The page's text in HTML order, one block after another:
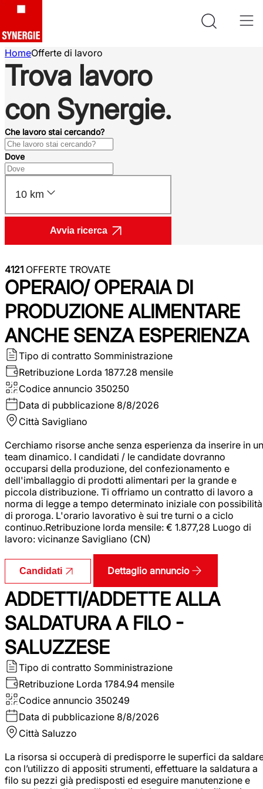
HomeOfferte di lavoro
Trova lavoro
con Synergie.
Che lavoro stai cercando?
Dove
10 km
Avvia ricerca
4121 OFFERTE TROVATE
OPERAIO/ OPERAIA DI
PRODUZIONE ALIMENTARE
ANCHE SENZA ESPERIENZA
Tipo di contratto Somministrazione
Retribuzione Lorda 1877.28 mensile
Codice annuncio 350250
Data di pubblicazione 8/8/2026
Città Savigliano
Cerchiamo risorse anche senza esperienza da inserire in un
team dinamico. I candidati / le candidate dovranno
occuparsi della produzione, del confezionamento e
dell'imballaggio di prodotti alimentari per la grande e
piccola distribuzione. Ti offriamo un contratto di lavoro a
norma di legge a tempo determinato iniziale con possibilità
di proroga. L'orario lavorativo è sui tre turni o a ciclo
continuo.Retribuzione lorda mensile: € 1.877,28 Luogo di
lavoro: vicinanze Savigliano (CN)
Candidati Dettaglio annuncio
ADDETTI/ADDETTE ALLA
SALDATURA A FILO -
SALUZZESE
Tipo di contratto Somministrazione
Retribuzione Lorda 1784.94 mensile
Codice annuncio 350249
Data di pubblicazione 8/8/2026
Città Saluzzo
La risorsa si occuperà di predisporre le superfici da
con l’utilizzo di appositi strumenti, effettuare la saldatura a
filo su pezzi già predisposti ed eseguire manutenzione e